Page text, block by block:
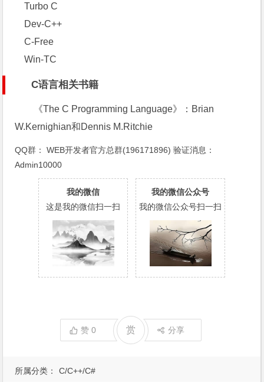
所属分类： C/C++/C#
Turbo C
Dev-C++
C-Free
Win-TC
C语言相关书籍
《The C Programming Language》：Brian
W.Kernighian和Dennis M.Ritchie
QQ群：WEB开发者官方总群(196171896) 验证消息：
Admin10000
我的微信
这是我的微信扫一扫
我的微信公众号
我的微信公众号扫一扫
赞0 赏 分享